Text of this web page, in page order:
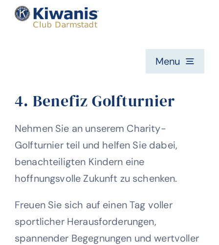
Zum
Inhalt
Menu
Die Kiwanis Idee
Mitglieder
Was wir machen
Wohltätigkeit
4. Benefiz Golfturnier
Nehmen Sie an unserem Charity-
Golfturnier teil und helfen Sie dabei,
benachteiligten Kindern eine
hoffnungsvolle Zukunft zu schenken.
Freuen Sie sich auf einen Tag voller
sportlicher Herausforderungen,
spannender Begegnungen und wertvoller